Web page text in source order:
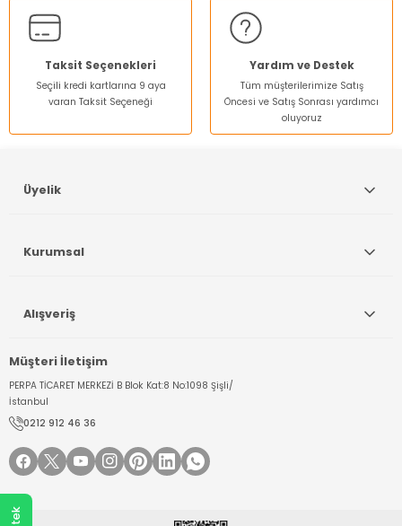
Ürün fiyatı diğer sitelerden daha pahalı.
Bu ürüne benzer farklı alternatifler olmalı.
Taksit Seçenekleri
Seçili kredi kartlarına 9 aya
varan Taksit Seçeneği
Yardım ve Destek
Tüm müşterilerimize Satış
Öncesi ve Satış Sonrası yardımcı
oluyoruz
Müşteri İletişim
PERPA TİCARET MERKEZİ B Blok Kat:8 No:1098 Şişli/
İstanbul
0212 912 46 36
Üyelik
Kurumsal
Alışveriş